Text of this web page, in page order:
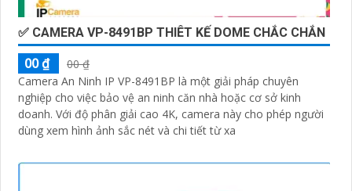
✅ CAMERA VP-8491BP THIÊT KẾ DOME CHẮC CHẮN
00 ₫
00 ₫
Camera An Ninh IP VP-8491BP là một giải pháp chuyên
nghiệp cho việc bảo vệ an ninh căn nhà hoặc cơ sở kinh
doanh. Với độ phân giải cao 4K, camera này cho phép người
dùng xem hình ảnh sắc nét và chi tiết từ xa